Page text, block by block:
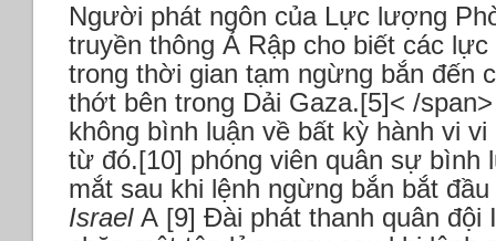
Người phát ngôn của Lực lượng
truyền thông Ả Rập cho biết các
trong thời gian tạm ngừng bắn đến
thớt bên trong Dải Gaza.[5]< /
không bình luận về bất kỳ hành vi
từ đó.[10] phóng viên quân sự bình
mắt sau khi lệnh ngừng bắn bắt đầu
IsraelA [9] Đài phát thanh quân đội